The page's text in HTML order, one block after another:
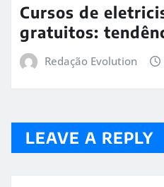
Cursos de
gratuitos:
Redação Evolution
LEAVE A REPLY